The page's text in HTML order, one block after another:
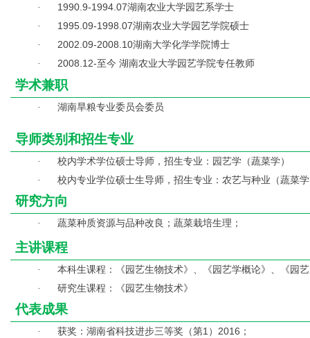
· 1990.9-1994.07湖南农业大学园艺系学士
· 1995.09-1998.07湖南农业大学园艺学院硕士
· 2002.09-2008.10湖南大学化学学院博士
· 2008.12-至今 湖南农业大学园艺学院专任教师
学术兼职
· 湖南旱粮专业委员会委员
导师类别和招生专业
· 校内学术学位硕士导师，招生专业： 园艺学（蔬菜学）
· 校内专业学位硕士生导师，招生专业：农艺与种业（蔬菜
研究方向
· 蔬菜种质资源与品种改良；蔬菜栽培生理；
主讲课程
· 本科生课程：《园艺生物技术》、《园艺学概论》、《园
· 研究生课程：《园艺生物技术》
代表成果
· 获奖：湖南省科技进步三等奖（第1）2016；